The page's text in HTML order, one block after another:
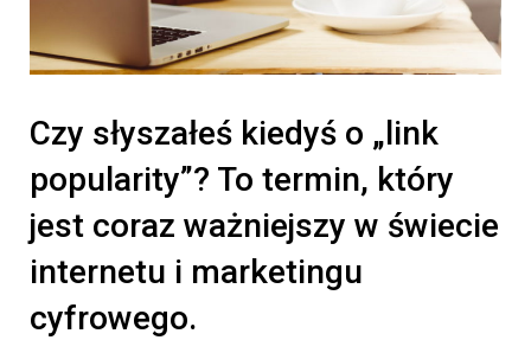
Czy słyszałeś kiedyś o „link
popularity”? To termin, który
jest coraz ważniejszy w świecie
internetu i marketingu
cyfrowego.